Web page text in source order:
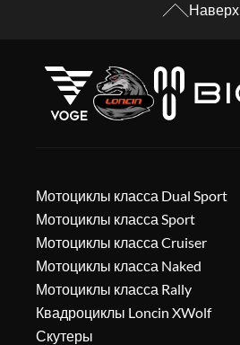
Наверх
Мотоциклы класса Dual Sport
Мотоциклы класса Sport
Мотоциклы класса Cruiser
Мотоциклы класса Naked
Мотоциклы класса Rally
Квадроциклы Loncin XWolf
Скутеры